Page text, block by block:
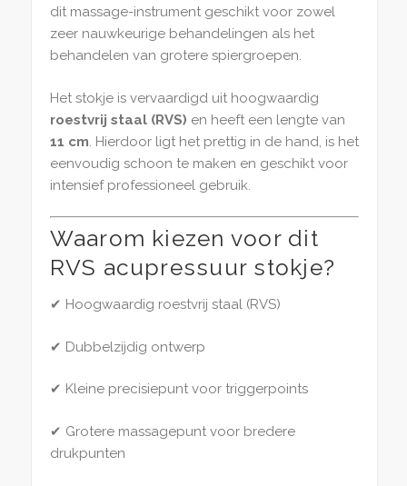
dit massage-instrument geschikt voor zowel
zeer nauwkeurige behandelingen als het
behandelen van grotere spiergroepen.
Het stokje is vervaardigd uit hoogwaardig
roestvrij staal (RVS) en heeft een lengte van
11 cm. Hierdoor ligt het prettig in de hand, is het
eenvoudig schoon te maken en geschikt voor
intensief professioneel gebruik.
Waarom kiezen voor dit
RVS acupressuur stokje?
✔ Hoogwaardig roestvrij staal (RVS)
✔ Dubbelzijdig ontwerp
✔ Kleine precisiepunt voor triggerpoints
✔ Grotere massagepunt voor bredere
drukpunten